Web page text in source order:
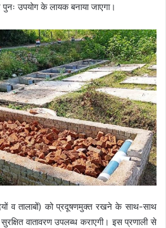
उपयोग के लायक बनाया जाएगा।
व तालाबों) को प्रदूषणमुक्त रखने के साथ-साथ
वातावरण उपलब्ध कराएगी। इस प्रणाली से